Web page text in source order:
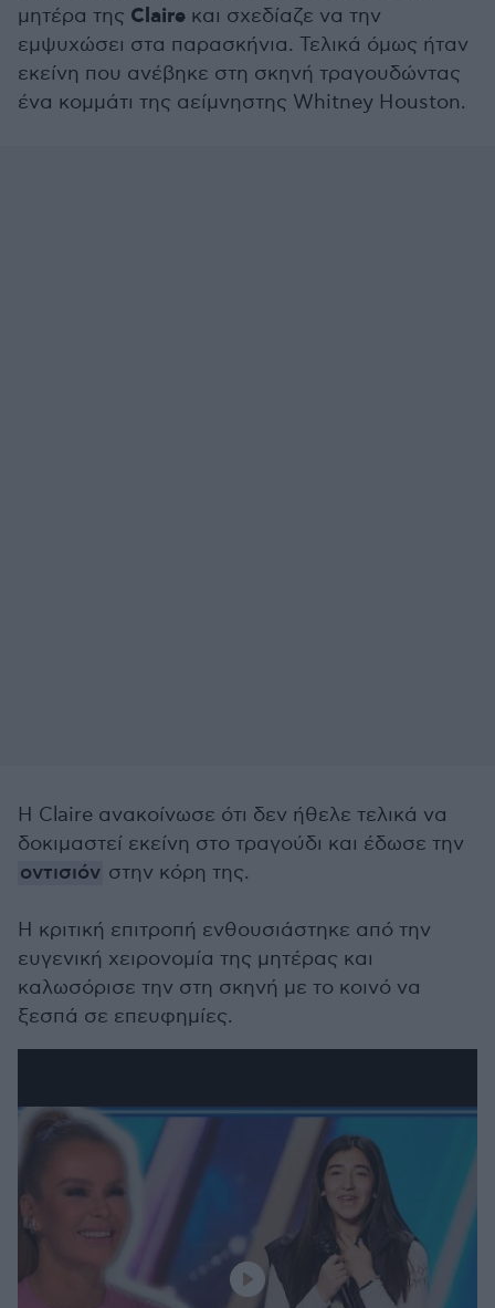
μητέρα της Claire και σχεδίαζε να την
εμψυχώσει στα παρασκήνια. Τελικά όμως ήταν
εκείνη που ανέβηκε στη σκηνή τραγουδώντας
ένα κομμάτι της αείμνηστης Whitney Houston.
Η Claire ανακοίνωσε ότι δεν ήθελε τελικά να
δοκιμαστεί εκείνη στο τραγούδι και έδωσε την
οντισιόν στην κόρη της.
Η κριτική επιτροπή ενθουσιάστηκε από την
ευγενική χειρονομία της μητέρας και
καλωσόρισε την στη σκηνή με το κοινό να
ξεσπά σε επευφημίες.